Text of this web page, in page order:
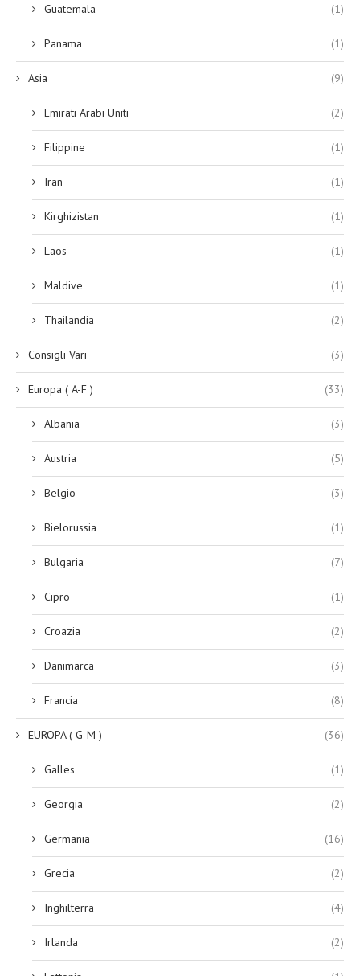
Guatemala (1)
Panama (1)
Asia (9)
Emirati Arabi Uniti (2)
Filippine (1)
Iran (1)
Kirghizistan (1)
Laos (1)
Maldive (1)
Thailandia (2)
Consigli Vari (3)
Europa ( A-F ) (33)
Albania (3)
Austria (5)
Belgio (3)
Bielorussia (1)
Bulgaria (7)
Cipro (1)
Croazia (2)
Danimarca (3)
Francia (8)
EUROPA ( G-M ) (36)
Galles (1)
Georgia (2)
Germania (16)
Grecia (2)
Inghilterra (4)
Irlanda (2)